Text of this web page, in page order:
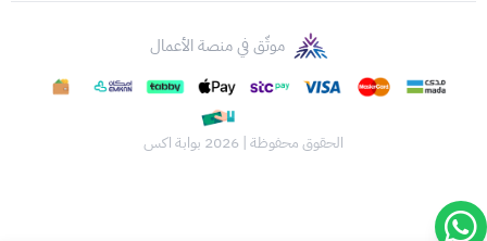
موثّق في منصة الأعمال
الحقوق محفوظة | 2026 بوابة اكس